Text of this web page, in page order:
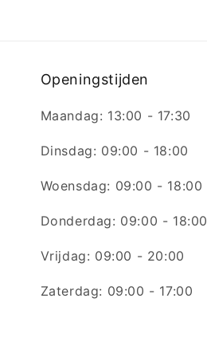
Openingstijden
Maandag: 13:00 - 17:30
Dinsdag: 09:00 - 18:00
Woensdag: 09:00 - 18:00
Donderdag: 09:00 - 18:00
Vrijdag: 09:00 - 20:00
Zaterdag: 09:00 - 17:00